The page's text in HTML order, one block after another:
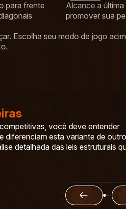
para frente
Alcance a
promover sua
Escolha seu modo de jogo
você deve entender
diferenciam esta variante de
detalhada das leis estruturais